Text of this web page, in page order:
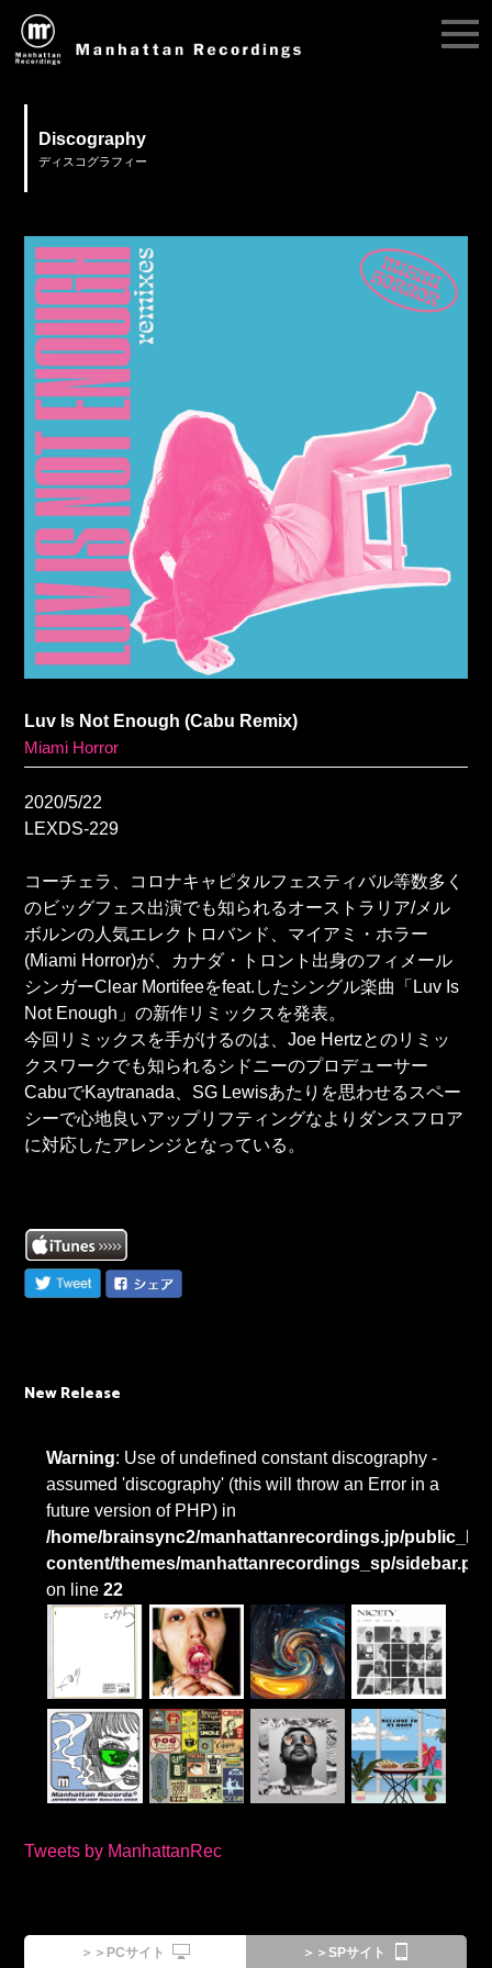
Discography
ディスコグラフィー
Luv Is Not Enough (Cabu Remix)
Miami Horror
2020/5/22
LEXDS-229
コーチェラ、コロナキャピタルフェスティバル等数多く
のビッグフェス出演でも知られるオーストラリア/メル
ボルンの人気エレクトロバンド、マイアミ・ホラー
(Miami Horror)が、カナダ・トロント出身のフィメール
シンガーClear Mortifeeをfeat.したシングル楽曲「Luv Is
Not Enough」の新作リミックスを発表。
今回リミックスを手がけるのは、Joe Hertzとのリミッ
クスワークでも知られるシドニーのプロデューサー
CabuでKaytranada、SG Lewisあたりを思わせるスペー
シーで心地良いアップリフティングなよりダンスフロア
に対応したアレンジとなっている。
New Release
Warning: Use of undefined constant discography -
assumed 'discography' (this will throw an Error in a
future version of PHP) in
/home/brainsync2/manhattanrecordings.jp/
content/themes/manhattanrecordings_sp/
on line22
Tweets by ManhattanRec
＞＞PCサイト ＞＞SPサイト